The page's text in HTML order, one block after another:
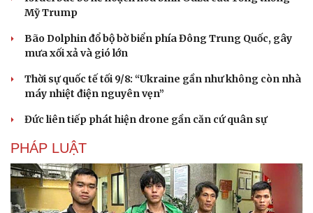
Mỹ Trump
Bão Dolphin đổ bộ bờ biển phía Đông Trung Quốc, gây
mưa xối xả và gió lớn
Thời sự quốc tế tối 9/8: “Ukraine gần như không còn nhà
máy nhiệt điện nguyên vẹn”
Đức liên tiếp phát hiện drone gần căn cứ quân sự
PHÁP LUẬT